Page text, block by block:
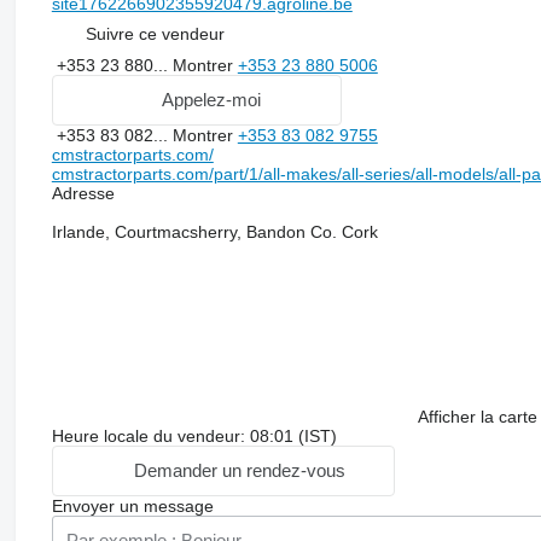
Suivre ce vendeur
+353 23 880... Montrer +353 23 880 5006
Appelez-moi
+353 83 082... Montrer +353 83 082 9755
cmstractorparts.com/
cmstractorparts.com/part/1/all-makes/all-series/all-models/all-
Adresse
Irlande, Courtmacsherry, Bandon Co. Cork
Afficher la carte
Heure locale du vendeur: 08:01 (IST)
Demander un rendez-vous
Envoyer un message